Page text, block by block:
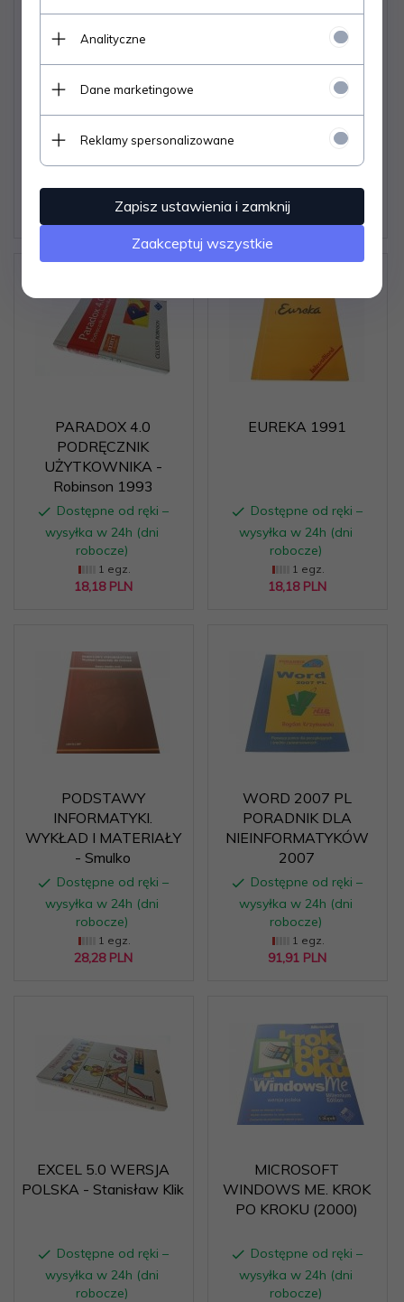
Dostępne od ręki –
wysyłka w 24h (dni
PLN
Dostępne od ręki –
7, 07
PARADOX 4.0
PODRĘCZNIK
UŻYTKOWNIKA -
Robinson 1993
Dostępne od ręki –
wysyłka w 24h (dni
robocze)
1 egz.
18,18 PLN
EUREKA 1991
Dostępne od ręki –
wysyłka w 24h (dni
robocze)
1 egz.
18,18 PLN
PODSTAWY
INFORMATYKI.
WYKŁAD I MATERIAŁY
- Smulko
Dostępne od ręki –
wysyłka w 24h (dni
robocze)
1 egz.
28,28 PLN
WORD 2007 PL
PORADNIK DLA
NIEINFORMATYKÓW
2007
Dostępne od ręki –
wysyłka w 24h (dni
robocze)
1 egz.
91,91 PLN
EXCEL 5.0 WERSJA
POLSKA - Stanisław Klik
Dostępne od ręki –
wysyłka w 24h (dni
robocze)
MICROSOFT
WINDOWS ME. KROK
PO KROKU (2000)
Dostępne od ręki –
wysyłka w 24h (dni
robocze)
Analityczne
Dane marketingowe
Reklamy spersonalizowane
Zapisz ustawienia i zamknij
Zaakceptuj wszystkie